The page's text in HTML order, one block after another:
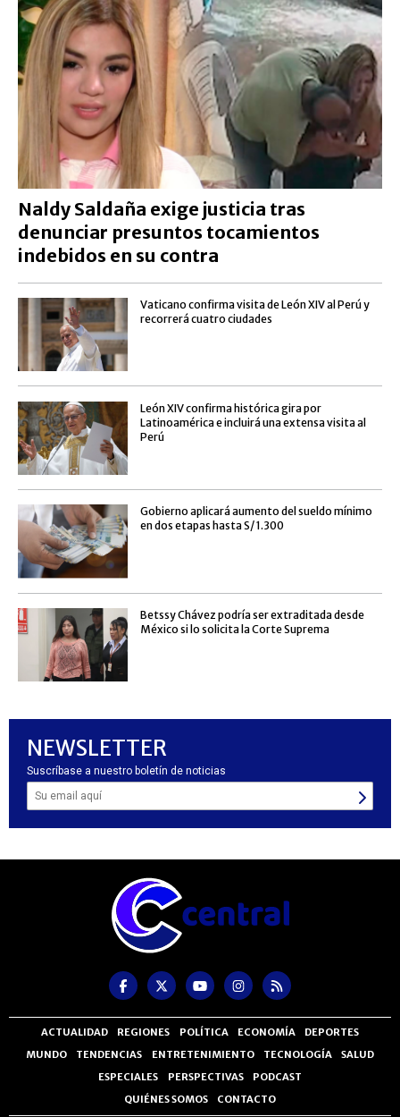
Naldy Saldaña exige justicia tras
denunciar presuntos tocamientos
indebidos en su contra
Vaticano confirma visita de León XIV al Perú y
recorrerá cuatro ciudades
León XIV confirma histórica gira por
Latinoamérica e incluirá una extensa visita al
Perú
Gobierno aplicará aumento del sueldo mínimo
en dos etapas hasta S/ 1.300
Betssy Chávez podría ser extraditada desde
México si lo solicita la Corte Suprema
NEWSLETTER
Suscríbase a nuestro boletín de noticias
ACTUALIDAD REGIONES POLÍTICA ECONOMÍA
DEPORTES
MUNDO
TENDENCIAS ENTRETENIMIENTO TECNOLOGÍA
SALUD
ESPECIALES
PERSPECTIVAS
PODCAST
QUIÉNES SOMOS
CONTACTO